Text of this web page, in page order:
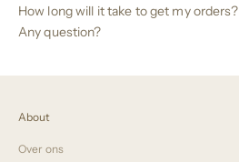
How long will it take to get my orders?
Any question?
About
Over ons